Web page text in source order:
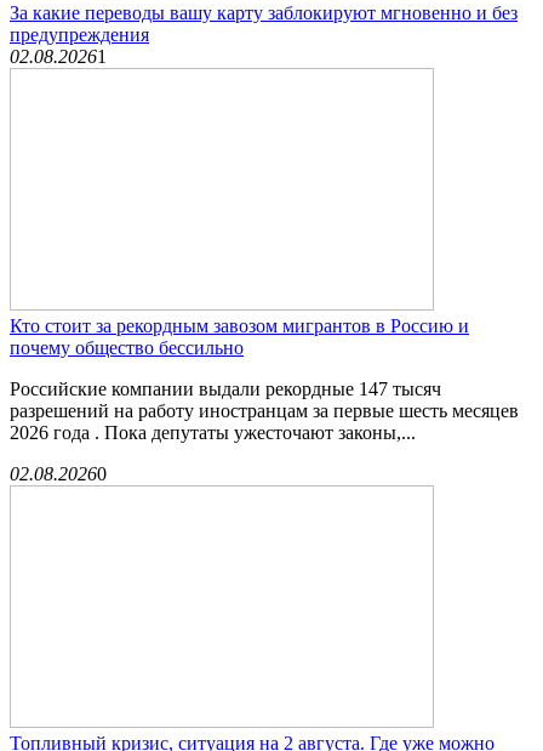
За какие переводы вашу карту заблокируют мгновенно и без
предупреждения
02.08.20261
Кто стоит за рекордным завозом мигрантов в Россию и
почему общество бессильно
Российские компании выдали рекордные 147 тысяч
разрешений на работу иностранцам за первые шесть месяцев
2026 года . Пока депутаты ужесточают законы,...
02.08.20260
Топливный кризис, ситуация на 2 августа. Где уже можно